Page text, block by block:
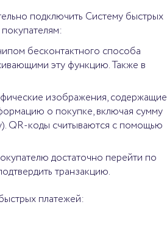
подключить Систему быстрых
бесконтактного способа
эту функцию. Также в
изображения, содержащие
о покупке, включая сумму
QR-коды считываются с помощью
достаточно перейти по
транзакцию.
платежей: